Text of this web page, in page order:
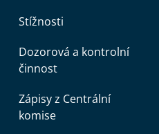
Stížnosti
Dozorová a kontrolní
činnost
Zápisy z Centrální
komise